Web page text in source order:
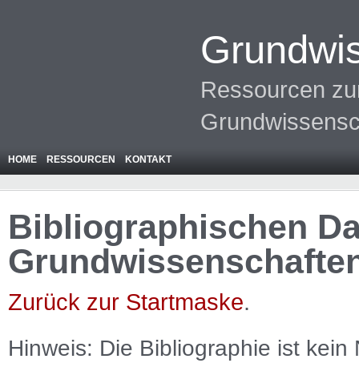
Ressourcen
HOME RESSOURCEN KONTAKT
Bibliographischen
Zurück zur Startmaske.
Hinweis: Die Bibliographie ist kein